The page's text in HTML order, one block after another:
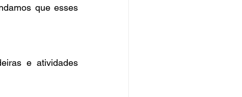
que esses
e atividades